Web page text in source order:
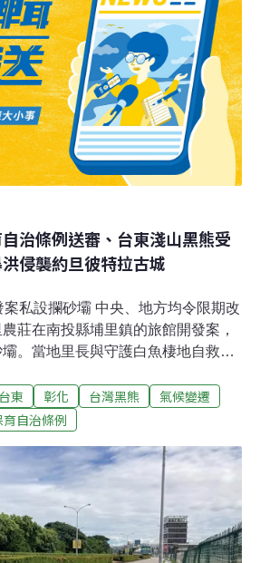
治條例送審、台東淺山黑熊受
侵襲約旦彼特拉古城
私設攔砂壩 中央、地方均令限期改
莊在南投縣埔里鎮的旅館開發案，
。當地里長與守護白魚棲地自救會
者在今（2025）年2月拆除，但至今
彈。業者表示不拆是考量護岸安
（公視新聞網報導）彰縣府提石虎保
籲全面修正彰縣議會定期會開議，無
達指出，縣府提出「彰化縣石虎保育
審議，但條例草案內容仍有諸多不
，應進行全面修正。吳韋達說明，
台東 彰化 台灣黑熊
氣候變遷
自治條例